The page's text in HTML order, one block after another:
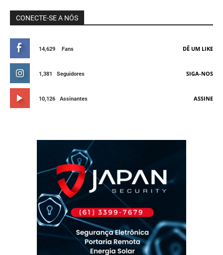
CONECTE-SE A NÓS
14,629 Fans DÊ UM LIKE
1,381 Seguidores SIGA-NOS
10,126 Assinantes ASSINE